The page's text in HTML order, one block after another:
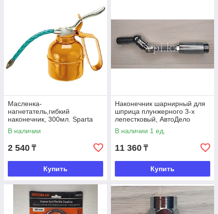
Масленка-
нагнетатель,гибкий
наконечник, 300мл. Sparta
В наличии
2 540 ₸
Купить
Наконечник шарнирный для
шприца плунжерного 3-х
лепестковый, АвтоДело
В наличии 1 ед.
11 360 ₸
Купить